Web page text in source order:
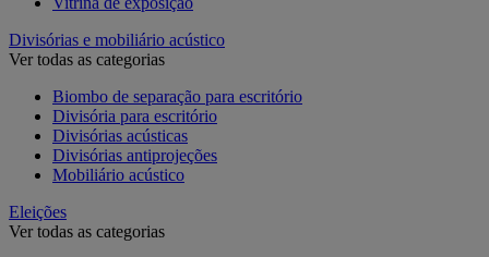
Divisórias e mobiliário acústico
Ver todas as categorias
Biombo de separação para escritório
Divisória para escritório
Divisórias acústicas
Divisórias antiprojeções
Mobiliário acústico
Eleições
Ver todas as categorias